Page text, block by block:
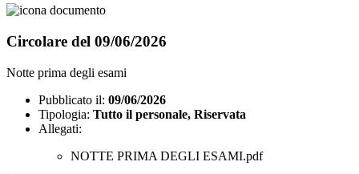
Circolare del 09/06/2026
Notte prima degli esami
Pubblicato il: 09/06/2026
Tipologia: Tutto il personale, Riservata
Allegati:
NOTTE PRIMA DEGLI ESAMI.pdf